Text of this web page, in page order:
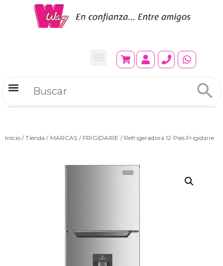
Inicio/Tienda / MARCAS / FRIGIDAIRE / Refrigeradora 12 Pies Frigidaire